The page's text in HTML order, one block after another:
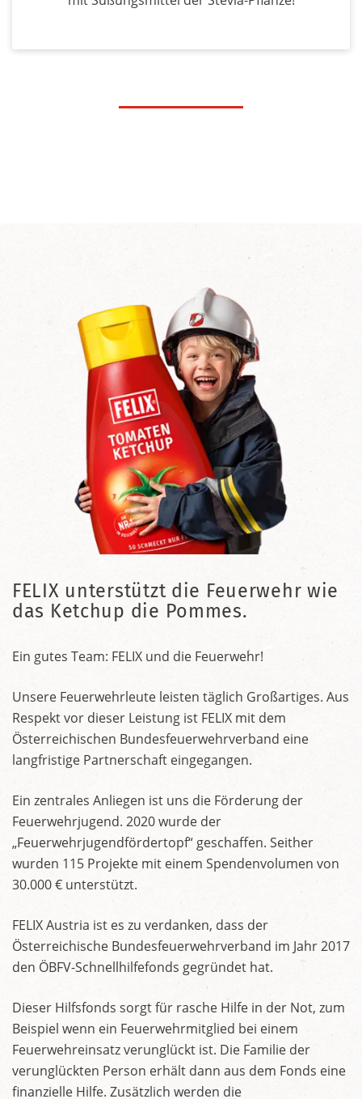
FELIX unterstützt die Feuerwehr wie
das Ketchup die Pommes.
Ein gutes Team: FELIX und die Feuerwehr!
Unsere Feuerwehrleute leisten täglich Großartiges. Aus
Respekt vor dieser Leistung ist FELIX mit dem
Österreichischen Bundesfeuerwehrverband eine
langfristige Partnerschaft eingegangen.
Ein zentrales Anliegen ist uns die Förderung der
Feuerwehrjugend. 2020 wurde der
„Feuerwehrjugendfördertopf“ geschaffen. Seither
wurden 115 Projekte mit einem Spendenvolumen von
30.000 € unterstützt.
FELIX Austria ist es zu verdanken, dass der
Österreichische Bundesfeuerwehrverband im Jahr 2017
den ÖBFV-Schnellhilfefonds gegründet hat.
Dieser Hilfsfonds sorgt für rasche Hilfe in der Not, zum
Beispiel wenn ein Feuerwehrmitglied bei einem
Feuerwehreinsatz verunglückt ist. Die Familie der
verunglückten Person erhält dann aus dem Fonds eine
finanzielle Hilfe. Zusätzlich werden die